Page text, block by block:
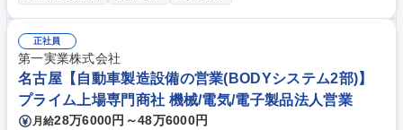
設計、組立、試運転、保守点検 ・既存技術とAI・IoT技術を融合した新商
品の開発サポート （※建物の改変を伴う業務は一切含まれません） 培っ
た経験を活かしてプロジェクトへ積極的に貢献頂きます。 【業務内容の変
更範囲】会社の定める業務 募集職種 【埼玉県春日部市】メカトロ設計/経
験10年以上募集/年休120日以上/日本製紙Ｇ
正社員
第一実業株式会社
名古屋【自動車製造設備の営業(BODYシステム2部)】
プライム上場専門商社 機械/電気/電子製品法人営業
月給28万6000円～48万6000円